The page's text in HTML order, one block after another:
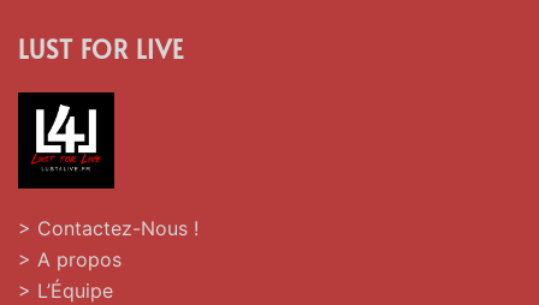
LUST FOR LIVE
> Contactez-Nous !
> A propos
> L’Équipe